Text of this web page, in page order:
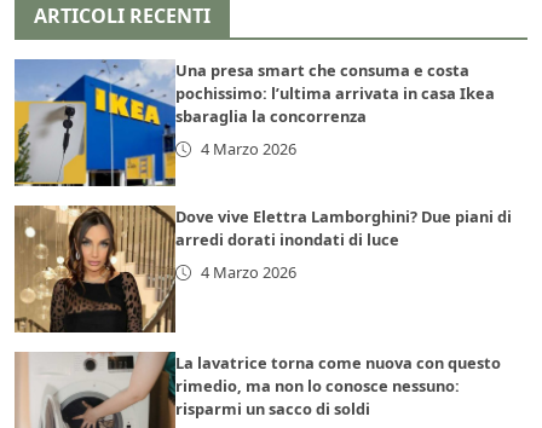
ARTICOLI RECENTI
Una presa smart che consuma e costa
pochissimo: l’ultima arrivata in casa Ikea
sbaraglia la concorrenza
4 Marzo 2026
Dove vive Elettra Lamborghini? Due piani di
arredi dorati inondati di luce
4 Marzo 2026
La lavatrice torna come nuova con questo
rimedio, ma non lo conosce nessuno:
risparmi un sacco di soldi